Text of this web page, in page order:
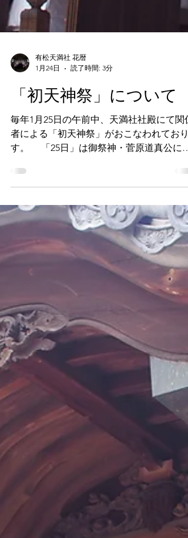
1月24日
読了時間: 3分
「初天神祭」について
毎年1月25日の午前中、天満社社殿にて関係
者による「初天神祭」がおこなわれており
って大変ご縁深き日でございます。 全国
の菅原道真公をお祀りする神社さんにおか
ましても、1月25日はその年最初の「天神様
の日」として、天神様のお祭りがおこなわ
ています。 菅原道真公は有松の産土神
（うぶすなかみ）としてはもちろん、「学
の神様」として広く人々に親しまれており
す。 ＊＊＊＊＊+＊＊＊＊＊+＊＊＊＊
菅原道真公といえば百人一首での 「このた
びは 幣も取りあへず 手向山 紅葉の
神のまにまに 」 晩年に詠まれた 「東風
かば にほひおこせよ 梅の花 主なしと
て 春な忘れそ」 これら2首の和歌が大
有名ですが、ご幼少の頃より和歌や漢詩を
んでおられ、その生涯に渡っていくつもの
歌や漢詩を残しておられます。 また、ご
幼少の頃より、梅の花を愛でておられ、御
には多くの梅の木が植えられ、お住まいは
「白梅御殿」、別邸は「紅梅御殿」と呼ば
ていたそうです。 梅の花 紅の花にも 似
たるかな 阿古がほほにも つ